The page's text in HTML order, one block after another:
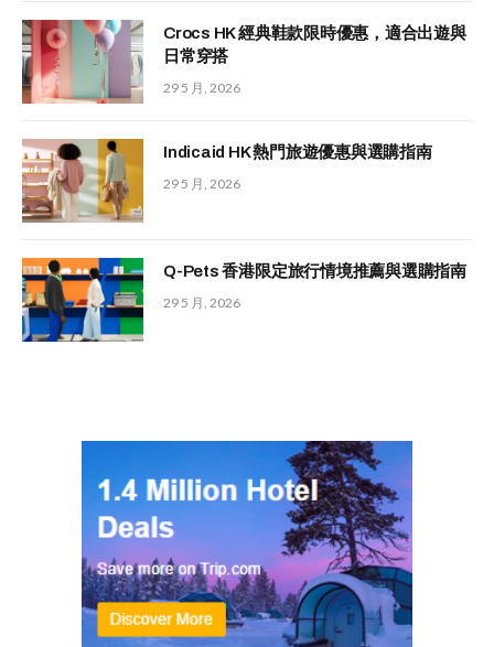
Crocs HK 經典鞋款限時優惠，適合出遊與
日常穿搭
29 5 月, 2026
Indicaid HK 熱門旅遊優惠與選購指南
29 5 月, 2026
Q-Pets 香港限定旅行情境推薦與選購指南
29 5 月, 2026